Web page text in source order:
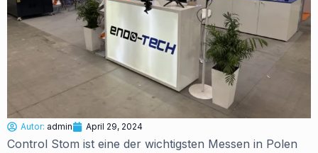
Autor: admin April 29, 2024
Control Stom ist eine der wichtigsten Messen in Polen